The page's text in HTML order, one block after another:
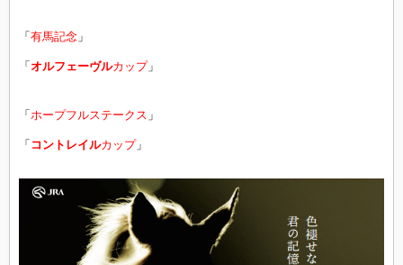
「 有馬記念 」
「 オルフェーヴルカップ」
「 ホープフルステークス 」
「 コントレイルカップ」